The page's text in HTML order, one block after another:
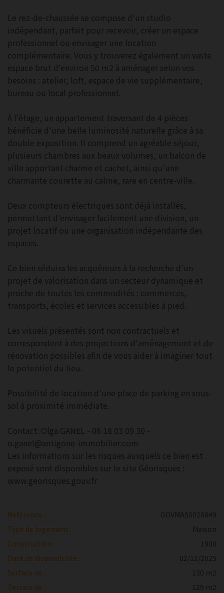
Le rez-de-chaussée se compose d'un studio
indépendant, parfait pour recevoir, créer un espace
professionnel ou envisager une location
complémentaire. Vous y trouverez également un vaste
espace brut d'environ 50 m2 à aménager selon vos
besoins : atelier, loft, espace de vie supplémentaire,
bureau ou local professionnel.
À l'étage, un appartement traversant de 4 pièces
bénéficie d'une belle luminosité naturelle grâce à sa
double exposition. Il comprend un agréable séjour,
plusieurs chambres aux beaux volumes, un balcon de
ville apportant charme et cachet, ainsi qu'une
charmante courette au calme, rare en centre-ville.
Deux compteurs électriques sont déjà installés,
permettant d'envisager facilement une division, un
projet locatif ou une organisation indépendante des
espaces.
Ce bien séduira les acquéreurs à la recherche d'un
projet de valorisation dans un secteur dynamique et
proche de toutes les commodités : commerces,
transports, écoles et services accessibles à pied.
Les visuels présentés sont non contractuels et
correspondent à des projections d'aménagement et de
rénovation possibles afin de vous aider à imaginer tout
le potentiel du lieu.
Possibilité de location d'une place de parking en sous-
sol à proximité immédiate.
Contact: Olga GANEL - 06 18 03 09 30 -
o.ganel@antigone-immobilier.com
Les informations sur les risques auxquels ce bien est
exposé sont disponibles sur le site Géorisques :
www.georisques.gouv.fr
Référence :
GOVMA50028849
Type de logement :
Maison
Construction :
1900
Date de disponibilité :
02/12/2025
Surface de :
130 m2
Terrain de :
129 m2